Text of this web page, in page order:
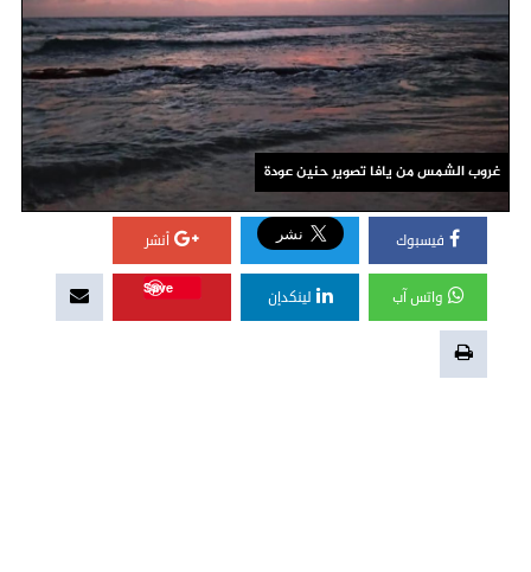
غروب الشمس من يافا تصوير حنين عودة
فيسبوك أنشر
واتس آب لينكدإن
Save